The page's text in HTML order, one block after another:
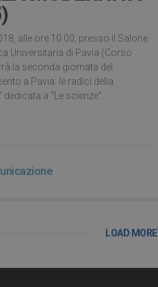
alle ore 10.00, presso il Salone
Universitaria di Pavia (Corso
la seconda giornata del
a Pavia: le radici della
a “Le scienze”.
LOAD MORE